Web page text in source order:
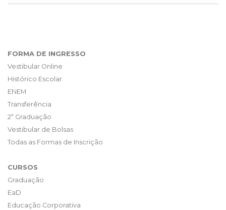
FORMA DE INGRESSO
Vestibular Online
Histórico Escolar
ENEM
Transferência
2ª Graduação
Vestibular de Bolsas
Todas as Formas de Inscrição
CURSOS
Graduação
EaD
Educação Corporativa